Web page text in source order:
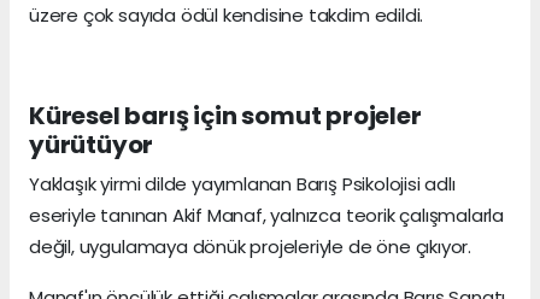
üzere çok sayıda ödül kendisine takdim edildi.
Küresel barış için somut projeler
yürütüyor
Yaklaşık yirmi dilde yayımlanan Barış Psikolojisi adlı
eseriyle tanınan Akif Manaf, yalnızca teorik çalışmalarla
değil, uygulamaya dönük projeleriyle de öne çıkıyor.